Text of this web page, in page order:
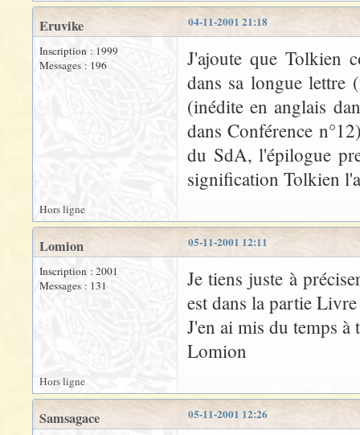
04-11-2001 21:18
Eruvike
Inscription : 1999
Messages : 196
J'ajoute que Tolkien
dans sa longue lettre
(inédite en anglais
dans Conférence
du SdA, l'épilogue
signification Tolkien
Hors ligne
05-11-2001 12:11
Lomion
Inscription : 2001
Messages : 131
Je tiens juste à
est dans la partie
J'en ai mis du temps à
Lomion
Hors ligne
05-11-2001 12:26
Samsagace